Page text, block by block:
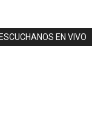
ESCUCHANOS EN VIVO